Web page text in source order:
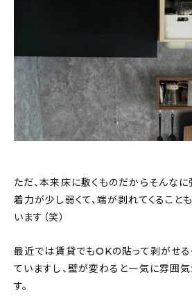
ただ、本来床に敷くものだからそんな
着力が少し弱くて、端が剥れてくること
います（笑）
最近では賃貸でもOKの貼って剥がせる
ていますし、壁が変わると一気に雰囲
す。